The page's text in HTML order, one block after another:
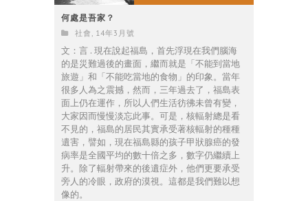
何處是吾家？
社會 , 14年3月號
文：言 . 現在說起福島，首先浮現在我們腦海
的是災難過後的畫面，繼而就是「不能到當地
旅遊」和「不能吃當地的食物」的印象。當年
很多人為之震撼，然而，三年過去了，福島表
面上仍在運作，所以人們生活彷彿未曾有變，
大家因而慢慢淡忘此事。可是，核輻射總是看
不見的，福島的居民其實承受著核輻射的種種
遺害，譬如，現在福島縣的孩子甲狀腺癌的發
病率是全國平均的數十倍之多，數字仍繼續上
升。除了輻射帶來的後遺症外，他們更要承受
旁人的冷眼，政府的漠視。這都是我們難以想
像的。